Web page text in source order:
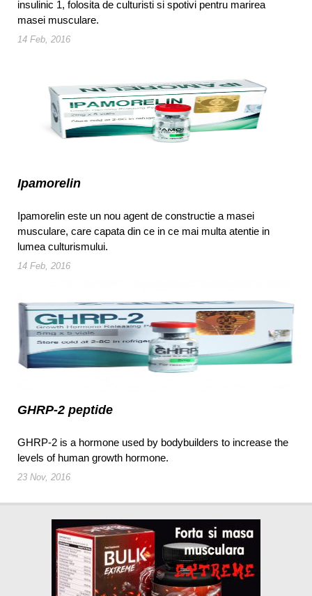
insulinic 1, folosita de culturisti si spotivi pentru marirea
masei musculare.
14 Feb, 2016
Ipamorelin
Ipamorelin este un nou agent de constructie a masei
musculare, care capata din ce in ce mai multa atentie in
lumea culturismului.
14 Feb, 2016
GHRP-2 peptide
GHRP-2 is a hormone used by bodybuilders to increase the
levels of human growth hormone.
23 Nov, 2016